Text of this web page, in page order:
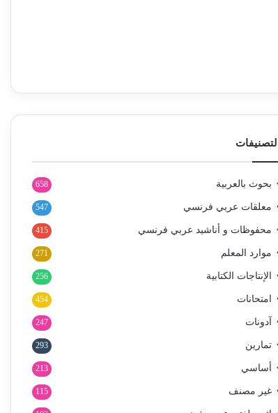
التصنيفات
بحوث بالعربية 658
معلقات عربي فرنسي 547
محفوظات و أناشيد عربي فرنسي 415
موارد المعلم 271
الإنتاجات الكتابية 256
امتحانات 454
آدونات 247
تمارين 293
أساسي 213
غير مصنف 115